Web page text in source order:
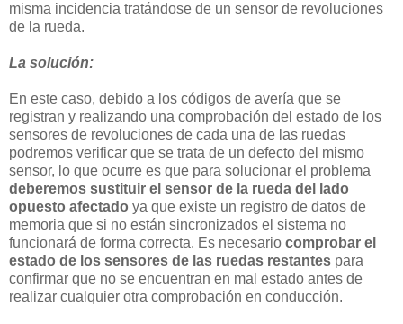
misma incidencia tratándose de un sensor de revoluciones
de la rueda.
La solución:
En este caso, debido a los códigos de avería que se
registran y realizando una comprobación del estado de los
sensores de revoluciones de cada una de las ruedas
podremos verificar que se trata de un defecto del mismo
sensor, lo que ocurre es que para solucionar el problema
deberemos sustituir el sensor de la rueda del lado
opuesto afectado ya que existe un registro de datos de
memoria que si no están sincronizados el sistema no
funcionará de forma correcta. Es necesario comprobar el
estado de los sensores de las ruedas restantes para
confirmar que no se encuentran en mal estado antes de
realizar cualquier otra comprobación en conducción.